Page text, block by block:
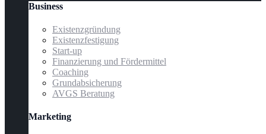
Business
Existenzgründung
Existenzfestigung
Start-up
Finanzierung und Fördermittel
Coaching
Grundabsicherung
AVGS Beratung
Marketing